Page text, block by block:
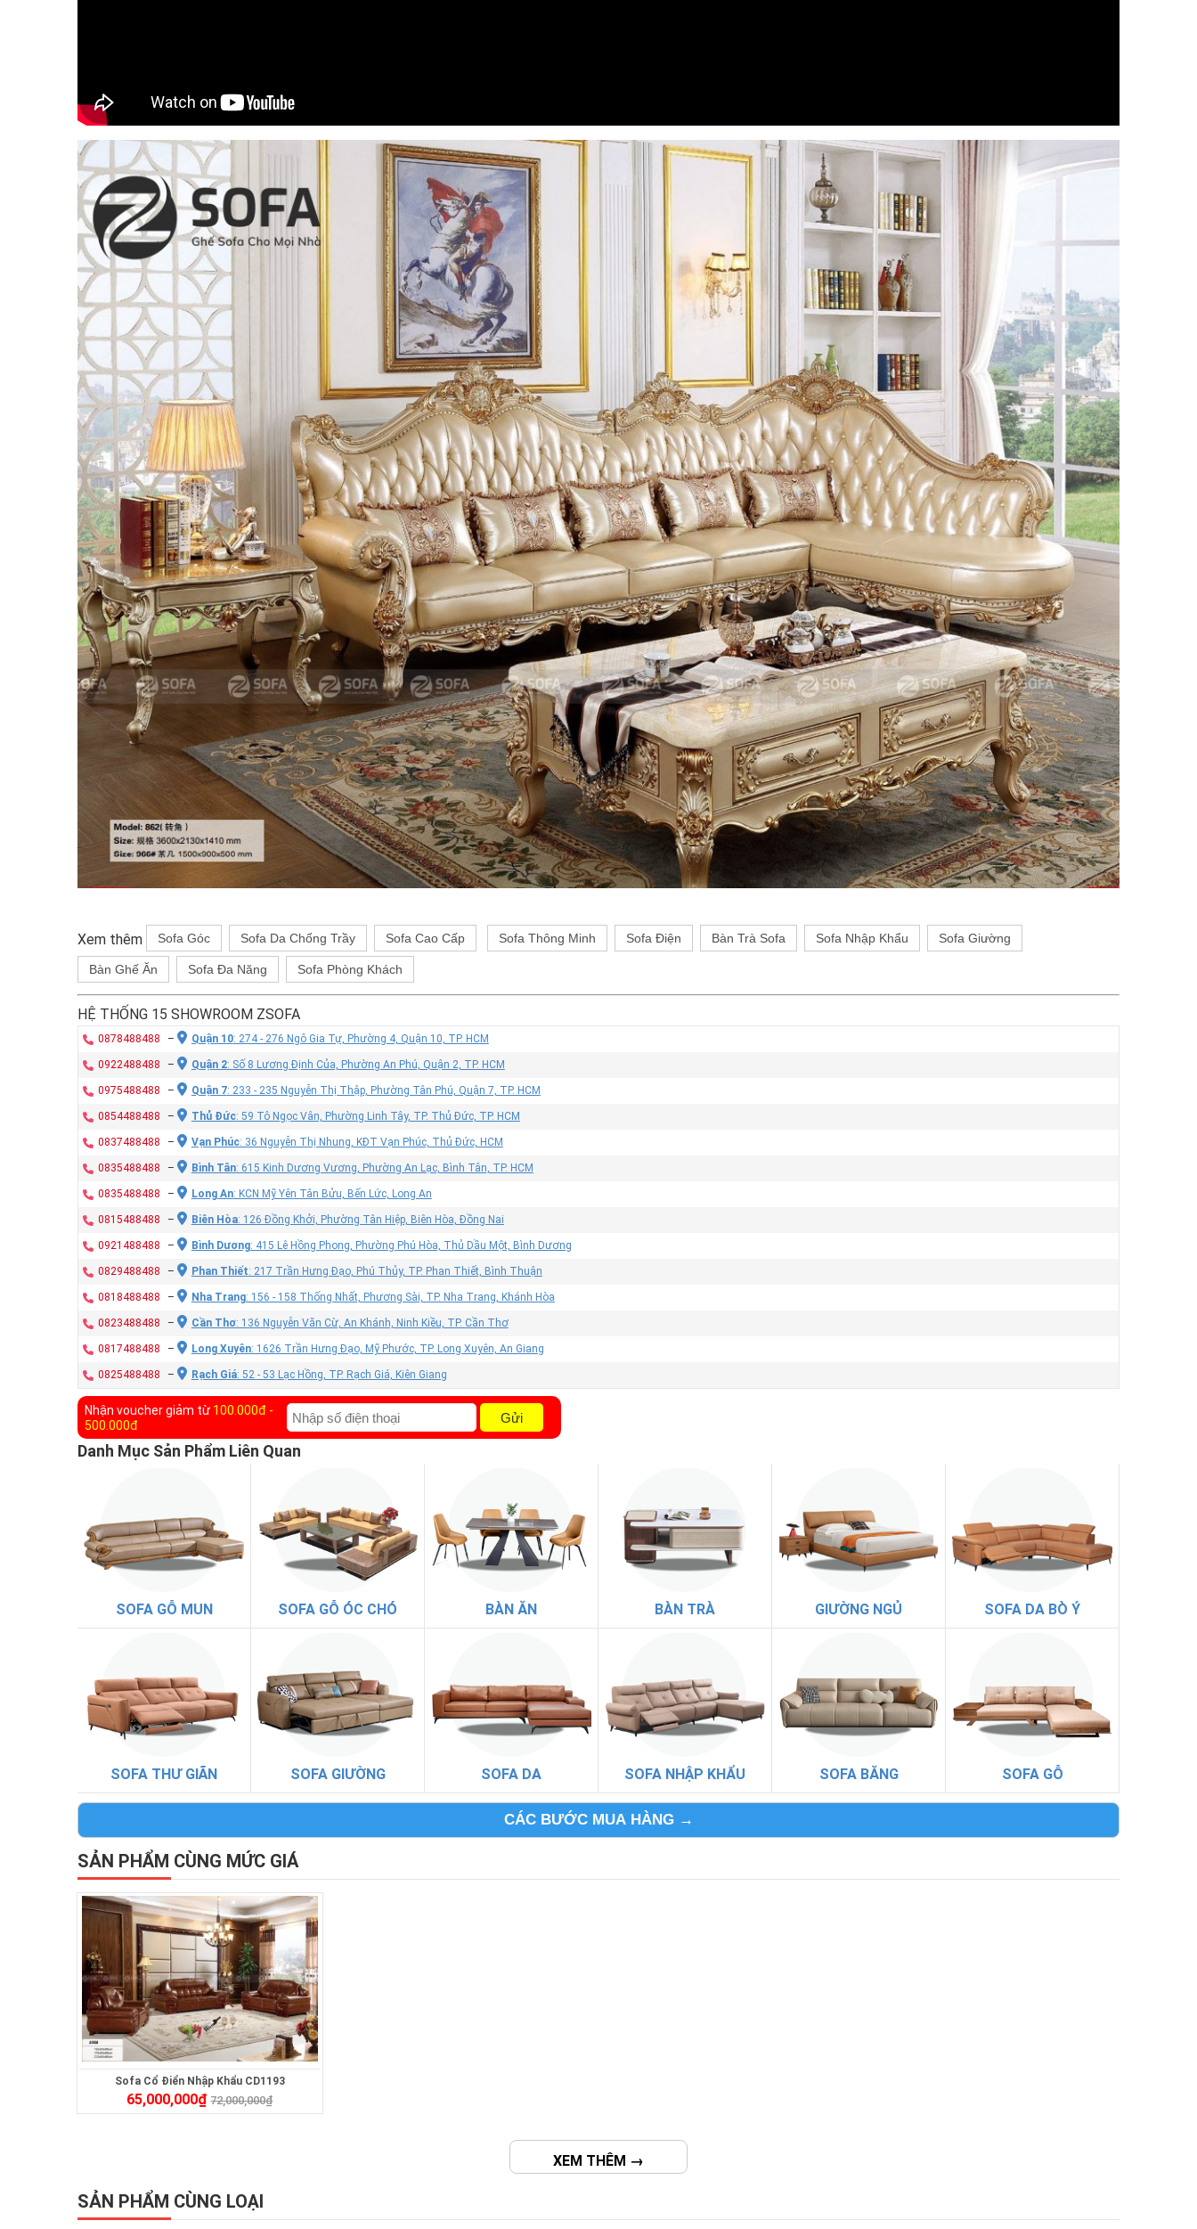
Xem thêm Sofa Góc Sofa Da Chống Trầy Sofa Cao Cấp Sofa Thông Minh Sofa Điện Bàn Trà Sofa Sofa Nhập Khẩu Sofa Giường
Bàn Ghế Ăn Sofa Đa Năng Sofa Phòng Khách
HỆ THỐNG 15 SHOWROOM ZSOFA
0878488488 – Quận 10: 274 - 276 Ngô Gia Tự, Phường 4, Quận 10, TP. HCM
0922488488 – Quận 2: Số 8 Lương Định Của, Phường An Phú, Quận 2, TP. HCM
0975488488 – Quận 7: 233 - 235 Nguyễn Thị Thập, Phường Tân Phú, Quận 7, TP. HCM
0854488488 – Thủ Đức: 59 Tô Ngọc Vân, Phường Linh Tây, TP. Thủ Đức, TP. HCM
0837488488 – Vạn Phúc: 36 Nguyễn Thị Nhung, KĐT Vạn Phúc, Thủ Đức, HCM
0835488488 – Bình Tân: 615 Kinh Dương Vương, Phường An Lạc, Bình Tân, TP. HCM
0835488488 – Long An: KCN Mỹ Yên Tân Bửu, Bến Lức, Long An
0815488488 – Biên Hòa: 126 Đồng Khởi, Phường Tân Hiệp, Biên Hòa, Đồng Nai
0921488488 – Bình Dương: 415 Lê Hồng Phong, Phường Phú Hòa, Thủ Dầu Một, Bình Dương
0829488488 – Phan Thiết: 217 Trần Hưng Đạo, Phú Thủy, TP. Phan Thiết, Bình Thuận
0818488488 – Nha Trang: 156 - 158 Thống Nhất, Phương Sài, TP. Nha Trang, Khánh Hòa
0823488488 – Cần Thơ: 136 Nguyễn Văn Cừ, An Khánh, Ninh Kiều, TP. Cần Thơ
0817488488 – Long Xuyên: 1626 Trần Hưng Đạo, Mỹ Phước, TP. Long Xuyên, An Giang
0825488488 – Rạch Giá: 52 - 53 Lạc Hồng, TP. Rạch Giá, Kiên Giang
Nhận voucher giảm từ 100.000đ -
500.000đ
Gửi
Danh Mục Sản Phẩm Liên Quan
SOFA GỖ MUN SOFA GỖ ÓC CHÓ BÀN ĂN BÀN TRÀ GIƯỜNG NGỦ SOFA DA BÒ Ý
SOFA THƯ GIÃN SOFA GIƯỜNG SOFA DA SOFA NHẬP KHẨU SOFA BĂNG SOFA GỖ
CÁC BƯỚC MUA HÀNG →
SẢN PHẨM CÙNG MỨC GIÁ
Sofa Cổ Điển Nhập Khẩu CD1193
65,000,000₫ 72,000,000₫
XEM THÊM →
SẢN PHẨM CÙNG LOẠI